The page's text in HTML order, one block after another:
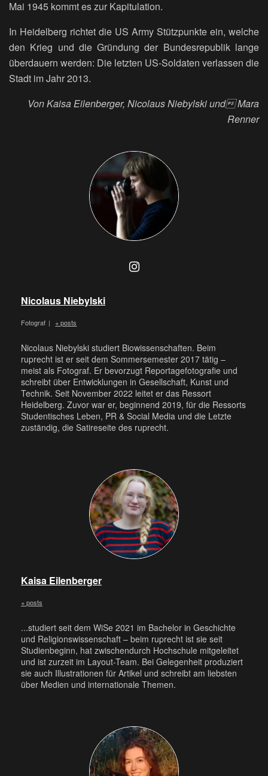
Mai 1945 kommt es zur Kapitulation.
In Heidelberg richtet die US Army Stützpunkte ein, welche
den Krieg und die Gründung der Bundesrepublik lange
überdauern werden: Die letzten US-Soldaten verlassen die
Stadt im Jahr 2013.
Von Kaisa Eilenberger, Nicolaus Niebylski und Mara
Renner
Nicolaus Niebylski
Fotograf | + posts
Nicolaus Niebylski studiert Biowissenschaften. Beim
ruprecht ist er seit dem Sommersemester 2017 tätig –
meist als Fotograf. Er bevorzugt Reportagefotografie und
schreibt über Entwicklungen in Gesellschaft, Kunst und
Technik. Seit November 2022 leitet er das Ressort
Heidelberg. Zuvor war er, beginnend 2019, für die Ressorts
Studentisches Leben, PR & Social Media und die Letzte
zuständig, die Satireseite des ruprecht.
Kaisa Eilenberger
+ posts
...studiert seit dem WiSe 2021 im Bachelor in Geschichte
und Religionswissenschaft – beim ruprecht ist sie seit
Studienbeginn, hat zwischendurch Hochschule mitgeleitet
und ist zurzeit im Layout-Team. Bei Gelegenheit produziert
sie auch Illustrationen für Artikel und schreibt am liebsten
über Medien und internationale Themen.